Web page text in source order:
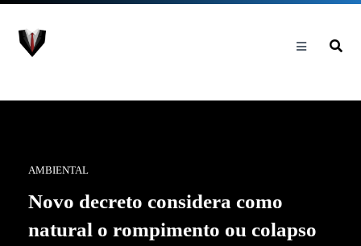
AMBIENTAL
Novo decreto considera como
natural o rompimento ou colapso